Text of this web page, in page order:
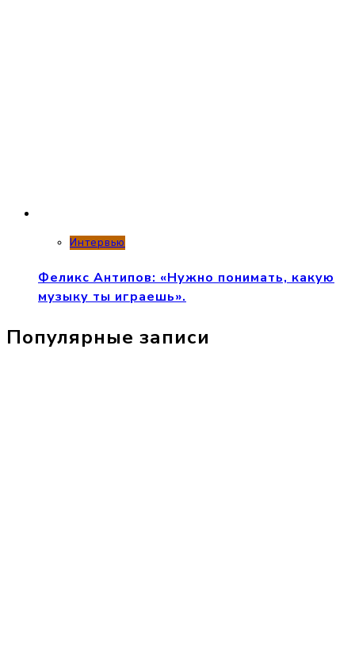
Интервью
Феликс Антипов: «Нужно понимать, какую
музыку ты играешь».
Популярные записи